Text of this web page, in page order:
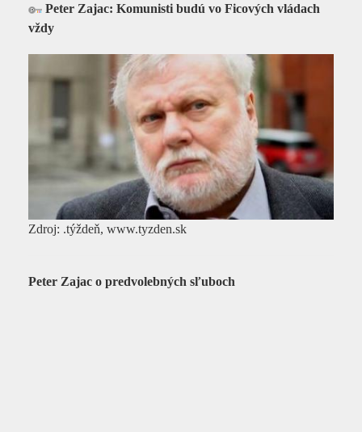
Peter Zajac: Komunisti budú vo Ficových vládach
vždy
Zdroj: .týždeň, www.tyzden.sk
Peter Zajac o predvolebných sľuboch